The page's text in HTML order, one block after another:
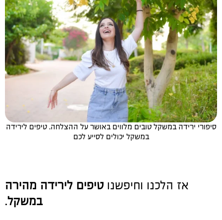
סיפורי ירידה במשקל טובים מלווים באושר על ההצלחה. טיפים לירידה
במשקל יכולים לסייע לכם
אז הלכנו וחיפשנו טיפים לירידה מהירה
במשקל.